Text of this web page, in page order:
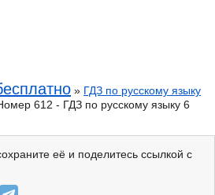
» ГДЗ по русскому языку
612 - ГДЗ по русскому языку 6
её и поделитесь ссылкой с